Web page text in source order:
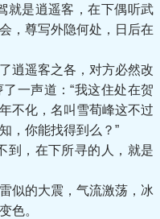
是逍遥客，在下偶听武
，尊写外隐何处，日后在
遥客之各，对方必然改
一声道：“我这住处在贺
不化，名叫雪荀峰这不过
，你能找得到么？”
，在下所寻的人，就是
的大震，气流激荡，冰
色。